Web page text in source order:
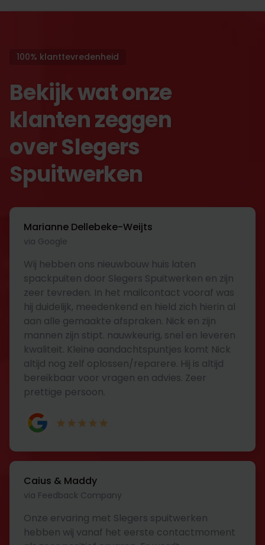
100% klanttevredenheid
Bekijk wat onze
klanten zeggen
over Slegers
Spuitwerken
Marianne Dellebeke-Weijts
via Google
Wij hebben ons nieuwbouw huis laten
spackpuiten door Slegers Spuitwerken en zijn
zeer tevreden. In het mailcontact vooraf was
hij duidelijk, meedenkend en hield zich hierin al
aan alle gemaakte afspraken. Nick en zijn
mannen zijn stipt. nauwkeurig, snel en leveren
kwaliteit. Kleine aandachtspuntjes komt Nick
altijd nog zelf oplossen/reparere. Hij is altijd
bereikbaar voor vragen en advies. Zeer
prettige persoon.
Caius & Maddy
via Feedback Company
Onze ervaring met Slegers spuitwerken
hebben wij vanaf het eerste contactmoment